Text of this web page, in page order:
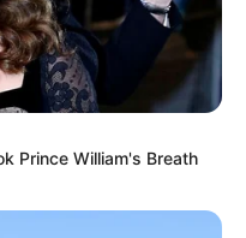
Prince William's Breath